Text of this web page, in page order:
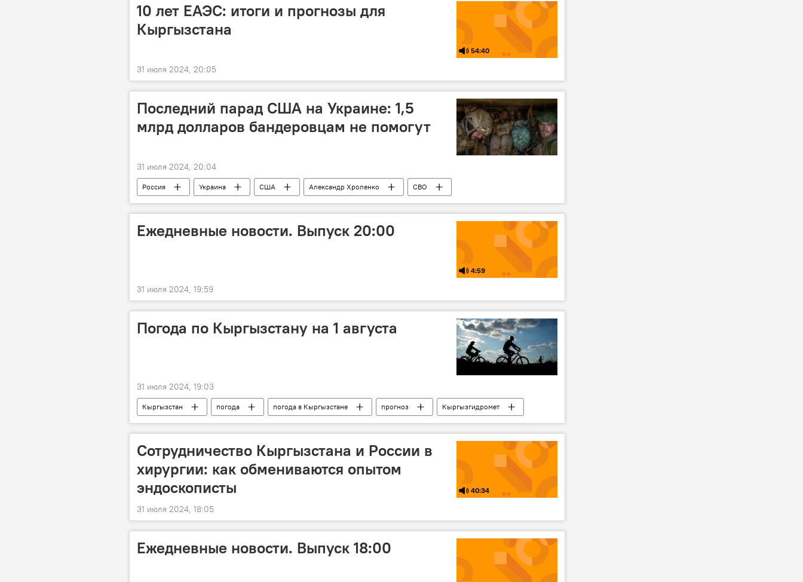
10 лет ЕАЭС: итоги и прогнозы для
Кыргызстана
54:40
31 июля 2024, 20:05
Последний парад США на Украине: 1,5
млрд долларов бандеровцам не помогут
31 июля 2024, 20:04
Россия Украина США Александр Хроленко
СВО
Спецоперация России по защите Донбасса
Колумнисты колумнистика
Ежедневные новости. Выпуск 20:00
4:59
31 июля 2024, 19:59
Погода по Кыргызстану на 1 августа
31 июля 2024, 19:03
Кыргызстан погода погода в Кыргызстане прогноз Кыргызгидромет
Сотрудничество Кыргызстана и России в
хирургии: как обмениваются опытом
эндоскописты
40:34
31 июля 2024, 18:05
Ежедневные новости. Выпуск 18:00